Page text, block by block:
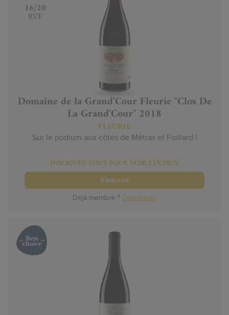
‍16/20
RVF
Domaine de la Grand'Cour Fleurie "Clos De
La Grand'Cour" 2018
FLEURIE
Sur le podium aux côtés de Métras et Foillard !
INSCRIVEZ-VOUS POUR VOIR LES PRIX
S'inscrire
Déjà membre ? Connexion